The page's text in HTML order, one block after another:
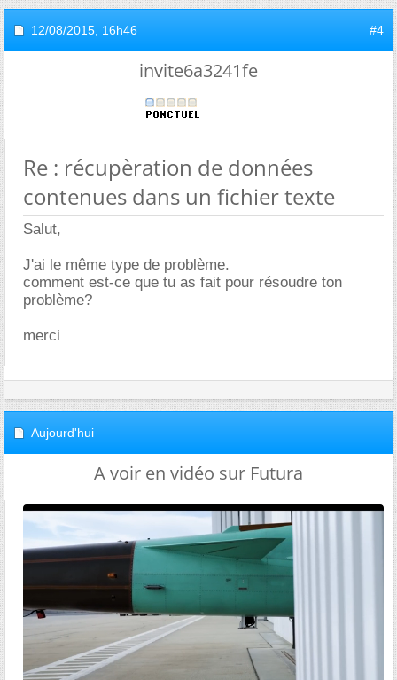
12/08/2015, 16h46 #4
invite6a3241fe
Re : récupèration de données
contenues dans un fichier texte
Salut,
J'ai le même type de problème.
comment est-ce que tu as fait pour résoudre ton
problème?
merci
Aujourd'hui
A voir en vidéo sur Futura